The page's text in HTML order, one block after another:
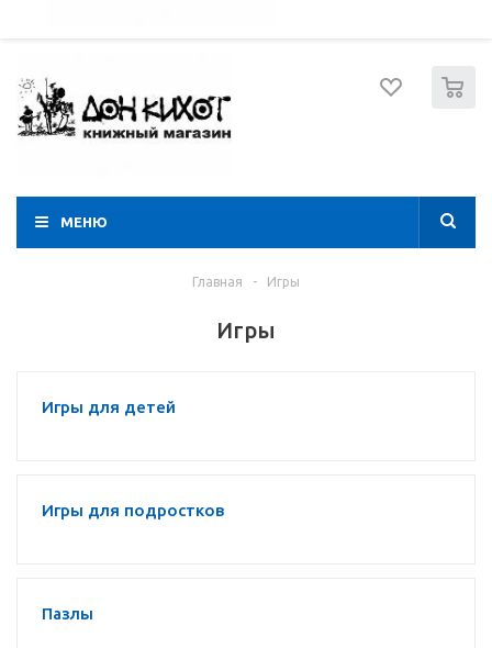
МЕНЮ
Главная - Игры
Игры
Игры для детей
Игры для подростков
Пазлы